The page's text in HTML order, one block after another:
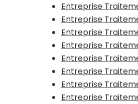
Entreprise
Entreprise
Entreprise
Entreprise
Entreprise
Entreprise
Entreprise
Entreprise